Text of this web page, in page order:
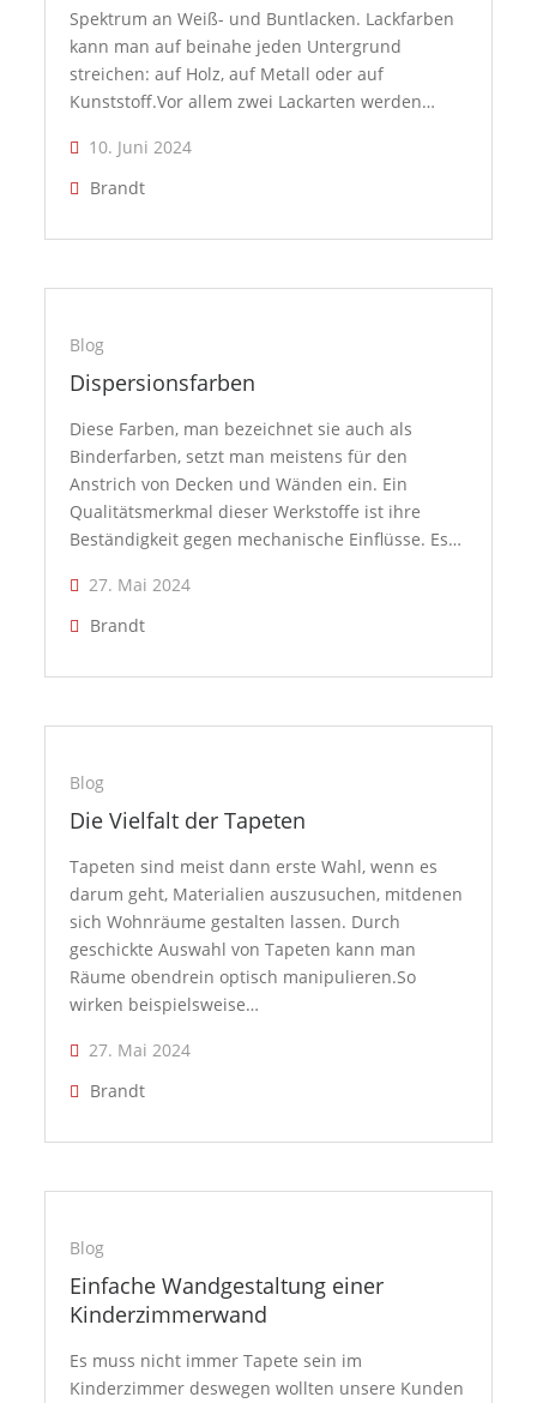
Spektrum an Weiß- und Buntlacken. Lackfarben
kann man auf beinahe jeden Untergrund
streichen: auf Holz, auf Metall oder auf
Kunststoff.Vor allem zwei Lackarten werden…
10. Juni 2024
Brandt
Blog
Dispersionsfarben
Diese Farben, man bezeichnet sie auch als
Binderfarben, setzt man meistens für den
Anstrich von Decken und Wänden ein. Ein
Qualitätsmerkmal dieser Werkstoffe ist ihre
Beständigkeit gegen mechanische Einflüsse. Es…
27. Mai 2024
Brandt
Blog
Die Vielfalt der Tapeten
Tapeten sind meist dann erste Wahl, wenn es
darum geht, Materialien auszusuchen, mitdenen
sich Wohnräume gestalten lassen. Durch
geschickte Auswahl von Tapeten kann man
Räume obendrein optisch manipulieren.So
wirken beispielsweise…
27. Mai 2024
Brandt
Blog
Einfache Wandgestaltung einer
Kinderzimmerwand
Es muss nicht immer Tapete sein im
Kinderzimmer deswegen wollten unsere Kunden